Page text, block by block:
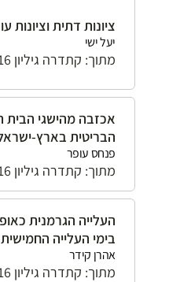
ציונות דתית
יעל ישי
מתוך: קתדרה גיליון 16
אכזבה מהישגי הבית
הבריטית בארץ-ישראל ב-
פנחס עופר
מתוך: קתדרה גיליון 16
העלייה הגרמנית
בימי העלייה החמישית
אהרן קידר
מתוך: קתדרה גיליון 16